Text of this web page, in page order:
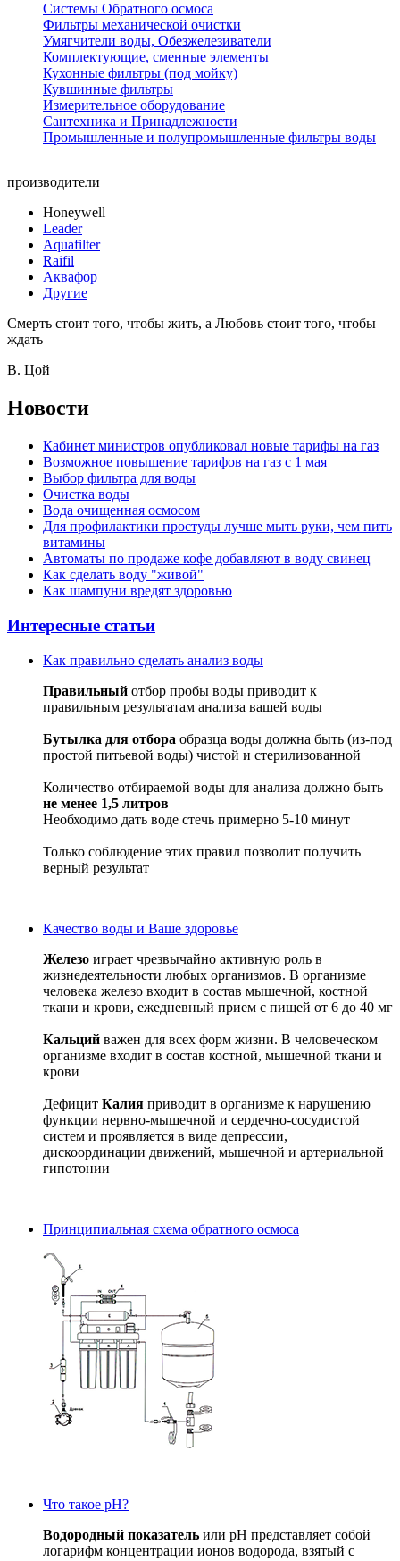
Системы Обратного осмоса
Фильтры механической очистки
Умягчители воды, Обезжелезиватели
Комплектующие, сменные элементы
Кухонные фильтры (под мойку)
Кувшинные фильтры
Измерительное оборудование
Сантехника и Принадлежности
Промышленные и полупромышленные фильтры воды
производители
Honeywell
Leader
Aquafilter
Raifil
Аквафор
Другие
Смерть стоит того, чтобы жить, а Любовь стоит того, чтобы
ждать
В. Цой
Новости
Кабинет министров опубликовал новые тарифы на газ
Возможное повышение тарифов на газ с 1 мая
Выбор фильтра для воды
Очистка воды
Вода очищенная осмосом
Для профилактики простуды лучше мыть руки, чем пить
витамины
Автоматы по продаже кофе добавляют в воду свинец
Как сделать воду "живой"
Как шампуни вредят здоровью
Интересные статьи
Как правильно сделать анализ воды
Правильный отбор пробы воды приводит к
правильным результатам анализа вашей воды
Бутылка для отбора образца воды должна быть (из-под
простой питьевой воды) чистой и стерилизованной
Количество отбираемой воды для анализа должно быть
не менее 1,5 литров
Необходимо дать воде стечь примерно 5-10 минут
Только соблюдение этих правил позволит получить
верный результат
Качество воды и Ваше здоровье
Железо играет чрезвычайно активную роль в
жизнедеятельности любых организмов. В организме
человека железо входит в состав мышечной, костной
ткани и крови, ежедневный прием с пищей от 6 до 40 мг
Кальций важен для всех форм жизни. В человеческом
организме входит в состав костной, мышечной ткани и
крови
Дефицит Калия приводит в организме к нарушению
функции нервно-мышечной и сердечно-сосудистой
систем и проявляется в виде депрессии,
дискоординации движений, мышечной и артериальной
гипотонии
Принципиальная схема обратного осмоса
Что такое рН?
Водородный показатель или рН представляет собой
логарифм концентрации ионов водорода, взятый с